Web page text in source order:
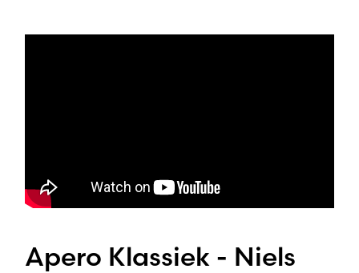
Apero Klassiek - Niels